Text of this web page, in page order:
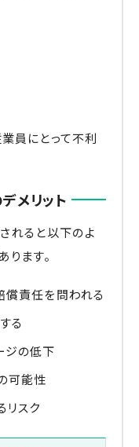
員にとって不利
メリット
れると以下のよ
ます。
責任を問われる
る
ジの低下
可能性
スク